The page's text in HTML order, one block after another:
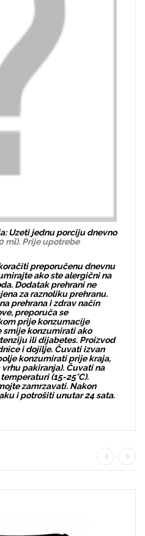
Uzeti jednu porciju dnevno
ml). Prije upotrebe
preporučenu dnevnu
ako ste alergični na
Dodatak prehrani ne
za raznoliku prehranu.
prehrana i zdrav način
preporuča se
prije konzumacije
smije konzumirati ako
ili dijabetes. Proizvod
i dojilje. Čuvati izvan
konzumirati prije kraja,
pakiranja). Čuvati na
(15-25°C).
zamrzavati. Nakon
i potrošiti unutar 24 sata.